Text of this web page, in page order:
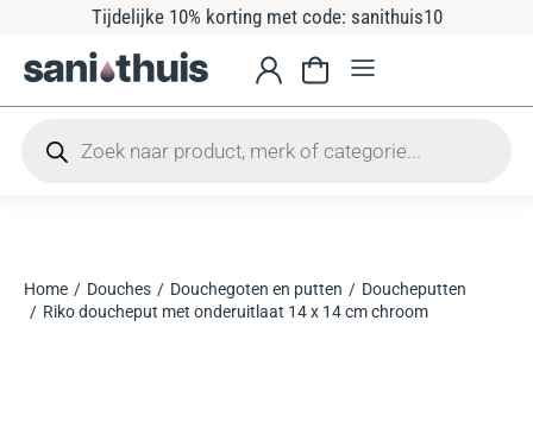
Tijdelijke 10% korting met code: sanithuis10
Je bent hier:
Home Douches Douchegoten en putten
Doucheputten
Riko doucheput met onderuitlaat 14 x 14 cm chroom